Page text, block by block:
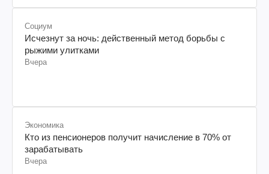
Социум
Исчезнут за ночь: действенный метод борьбы с
рыжими улитками
Вчера
Экономика
Кто из пенсионеров получит начисление в 70% от
зарабатывать
Вчера